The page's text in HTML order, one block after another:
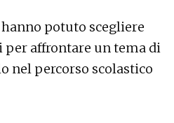
potuto scegliere
affrontare un tema di
nel percorso scolastico